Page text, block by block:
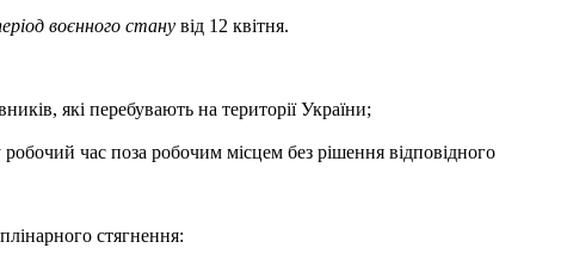
воєнного стану від 12 квітня.
які перебувають на території України;
час поза робочим місцем без рішення відповідного
стягнення: